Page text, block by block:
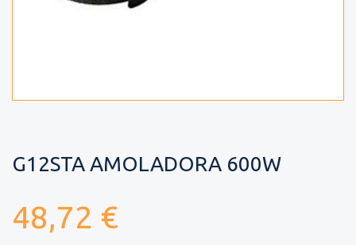
G12STA AMOLADORA 600W
48,72 €